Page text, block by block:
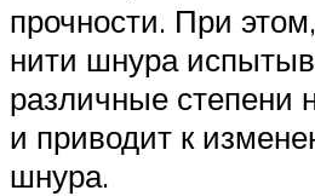
прочности. При
нити шнура
различные степени
и приводит к
шнура.